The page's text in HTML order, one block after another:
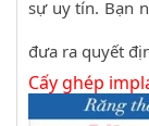
sự uy tín. Bạn
đưa ra quyết
Cấy ghép